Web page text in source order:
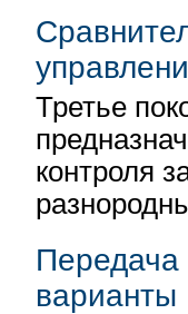
Третье
контроля
Передача
варианты